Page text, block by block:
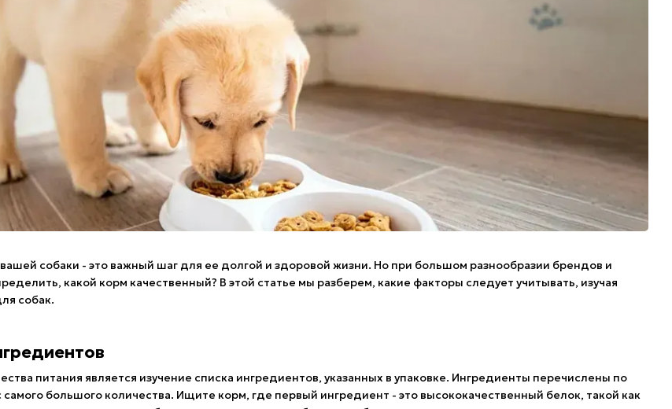
собаки - это важный шаг для ее долгой и здоровой жизни. Но при большом разнообразии брендов и
какой корм качественный? В этой статье мы разберем, какие факторы следует учитывать, изучая
собак.
питания является изучение списка ингредиентов, указанных в упаковке. Ингредиенты перечислены по
самого большого количества. Ищите корм, где первый ингредиент - это высококачественный белок, такой как